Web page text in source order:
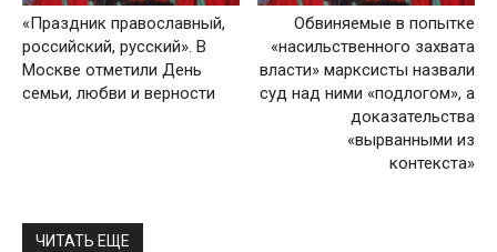
«Праздник православный,
российский, русский». В
Москве отметили День
семьи, любви и верности
Обвиняемые в попытке
«насильственного захвата
власти» марксисты назвали
суд над ними «подлогом», а
доказательства
«вырванными из
контекста»
ЧИТАТЬ ЕЩЕ